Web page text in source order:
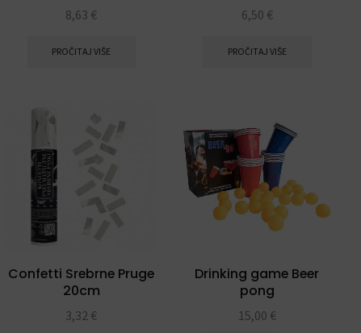
8,63 €
PROČITAJ VIŠE
6,50 €
PROČITAJ VIŠE
Confetti Srebrne Pruge
20cm
3,32 €
Drinking game Beer
pong
15,00 €